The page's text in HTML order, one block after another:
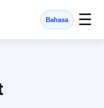
Bahasa ☰